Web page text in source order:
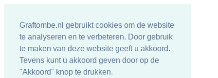
Graftombe.nl gebruikt cookies om de website
te analyseren en te verbeteren. Door gebruik
te maken van deze website geeft u akkoord.
Tevens kunt u akkoord geven door op de
"Akkoord" knop te drukken.